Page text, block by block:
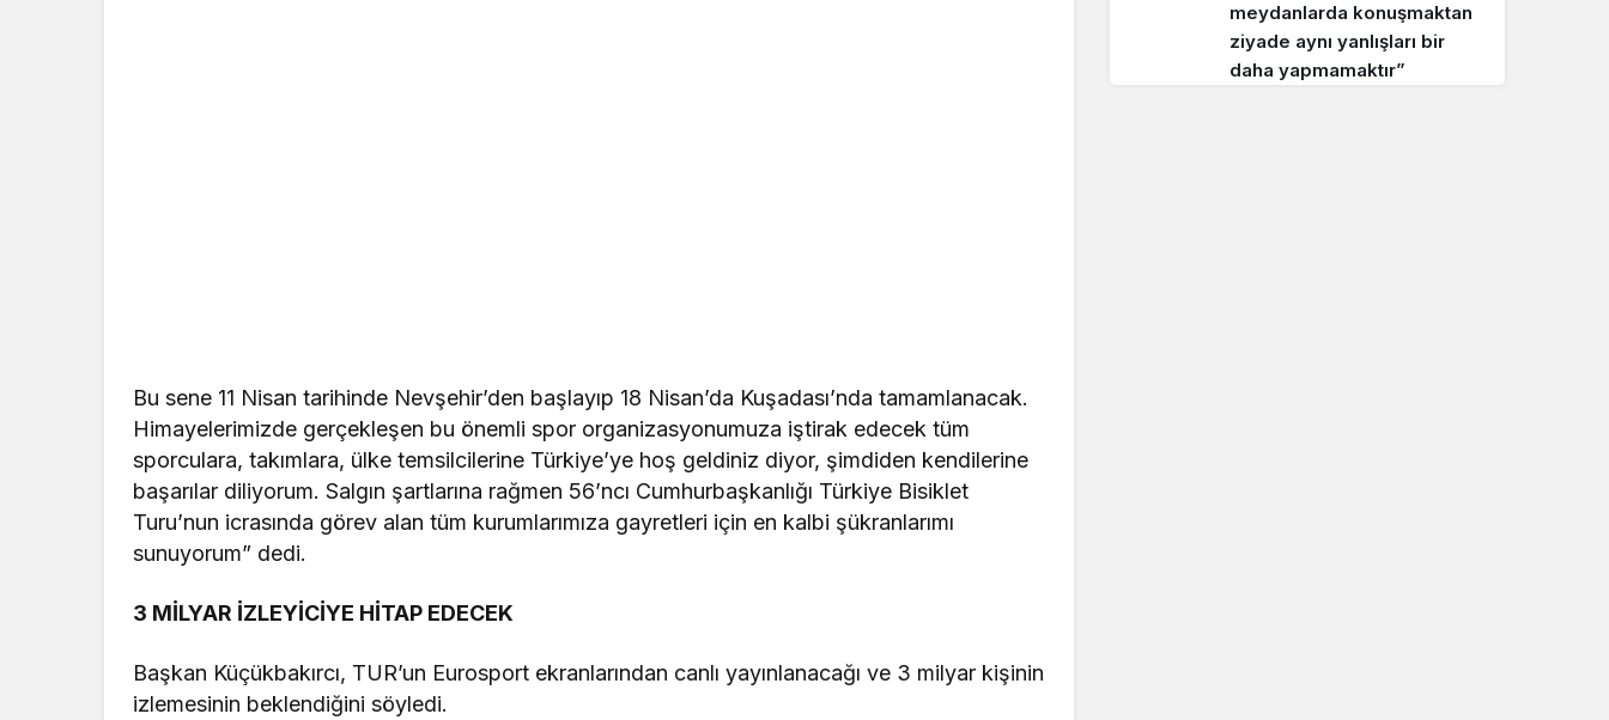
Bu sene 11 Nisan tarihinde Nevşehir’den başlayıp 18 Nisan’da Kuşadası’nda tamamlanacak.
Himayelerimizde gerçekleşen bu önemli spor organizasyonumuza iştirak edecek tüm
sporculara, takımlara, ülke temsilcilerine Türkiye’ye hoş geldiniz diyor, şimdiden kendilerine
başarılar diliyorum. Salgın şartlarına rağmen 56’ncı Cumhurbaşkanlığı Türkiye Bisiklet
Turu’nun icrasında görev alan tüm kurumlarımıza gayretleri için en kalbi şükranlarımı
sunuyorum” dedi.
3 MİLYAR İZLEYİCİYE HİTAP EDECEK
Başkan Küçükbakırcı, TUR’un Eurosport ekranlarından canlı yayınlanacağı ve 3 milyar kişinin
izlemesinin beklendiğini söyledi.
meydanlarda konuşmaktan
ziyade aynı yanlışları bir
daha yapmamaktır”